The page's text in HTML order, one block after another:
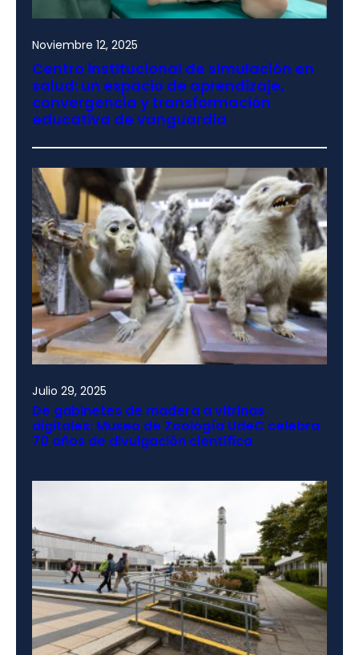
Noviembre 12, 2025
Centro institucional de simulación en
salud: un espacio de aprendizaje,
convergencia y transformación
educativa de vanguardia
Julio 29, 2025
De gabinetes de madera a vitrinas
digitales: Museo de Zoología UdeC celebra
70 años de divulgación científica